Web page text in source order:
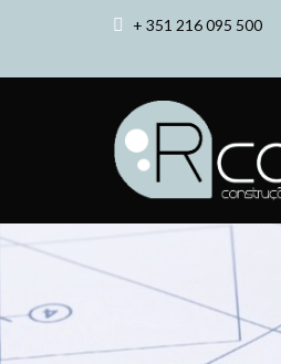
+ 351 216 095 500